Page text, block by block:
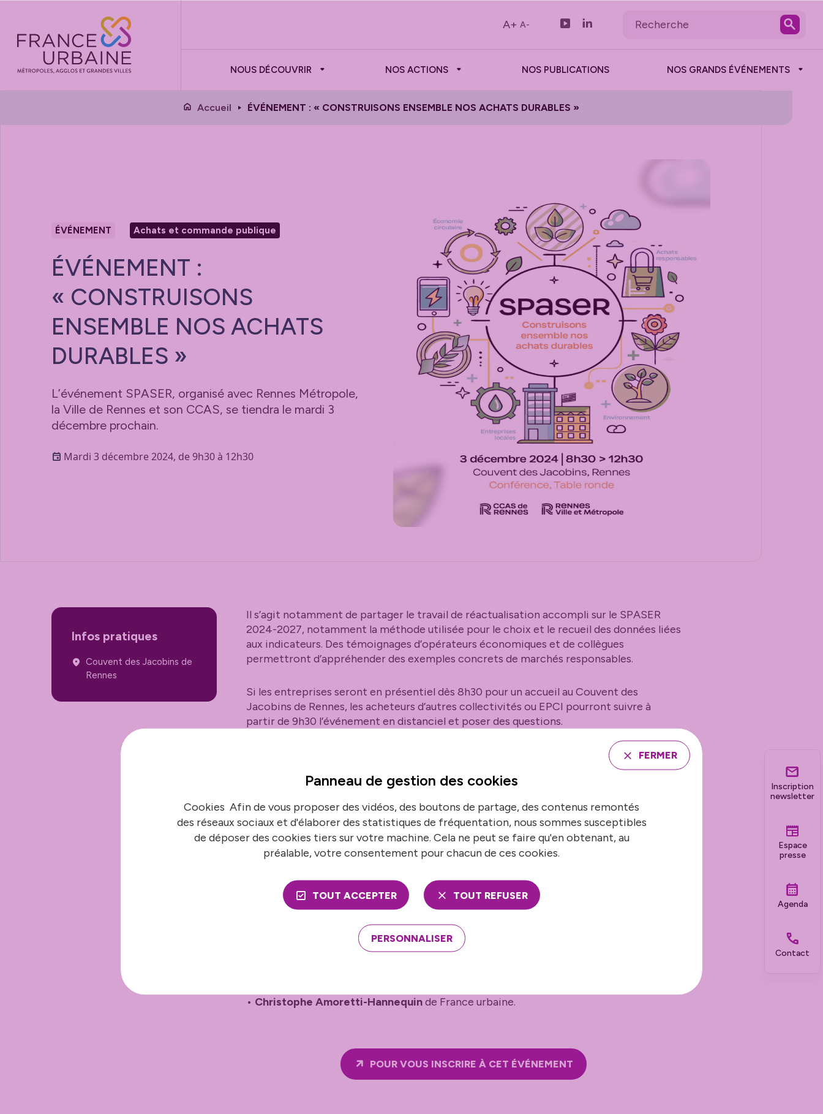
A+ A-
NOUS DÉCOUVRIR NOS ACTIONS NOS PUBLICATIONS NOS GRANDS ÉVÉNEMENTS
Inscription
newsletter
Espace
presse
Agenda
Contact
Accueil ÉVÉNEMENT : « CONSTRUISONS ENSEMBLE NOS ACHATS DURABLES »
ÉVÉNEMENT Achats et commande publique
ÉVÉNEMENT :
« CONSTRUISONS
ENSEMBLE NOS ACHATS
DURABLES »
L’événement SPASER, organisé avec Rennes Métropole,
la Ville de Rennes et son CCAS, se tiendra le mardi 3
décembre prochain.
Mardi 3 décembre 2024, de 9h30 à 12h30
Infos pratiques
Couvent des Jacobins de
Rennes
Il s’agit notamment de partager le travail de réactualisation accompli sur le SPASER
2024-2027, notamment la méthode utilisée pour le choix et le recueil des données liées
aux indicateurs. Des témoignages d’opérateurs économiques et de collègues
permettront d’appréhender des exemples concrets de marchés responsables.
Si les entreprises seront en présentiel dès 8h30 pour un accueil au Couvent des
Jacobins de Rennes, les acheteurs d’autres collectivités ou EPCI pourront suivre à
partir de 9h30 l’événement en distanciel et poser des questions.
Une table ronde aura également lieu, avec la participation de :
du Commissariat général au développement durable,
•Florence Lahayede la Chambre de commerce et d’industrie d’Ille-et-Vilaine,
Clara Canevet, Directrice générale adjointe du Pôle Ressources du Département
Johan Theuret, Directeur général adjoint du Pôle Ressources de Rennes Métropole et
, Directeur adjoint Achats logistiques de la Métropole européenne de
• Christophe Amoretti-Hannequinde France urbaine.
POUR VOUS INSCRIRE À CET ÉVÉNEMENT
FERMER
Panneau de gestion des cookies
Cookies Afin de vous proposer des vidéos, des boutons de partage, des contenus remontés
des réseaux sociaux et d'élaborer des statistiques de fréquentation, nous sommes susceptibles
de déposer des cookies tiers sur votre machine. Cela ne peut se faire qu'en obtenant, au
préalable, votre consentement pour chacun de ces cookies.
TOUT ACCEPTER TOUT REFUSER
PERSONNALISER